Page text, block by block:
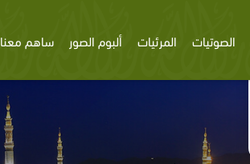
الصوتيات المرئيات ألبوم الصور ساهم معنا